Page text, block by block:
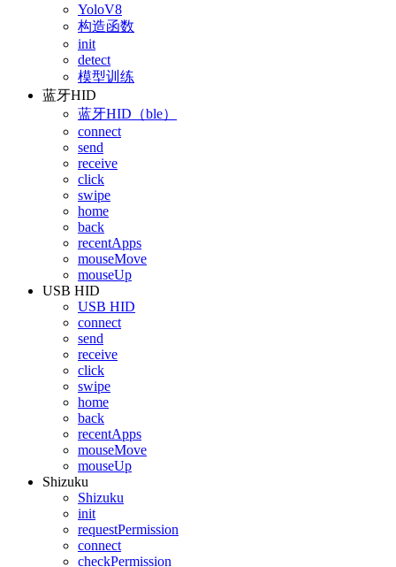
YoloV8
构造函数
init
detect
模型训练
蓝牙HID
蓝牙HID（ble）
connect
send
receive
click
swipe
home
back
recentApps
mouseMove
mouseUp
USB HID
USB HID
connect
send
receive
click
swipe
home
back
recentApps
mouseMove
mouseUp
Shizuku
Shizuku
init
requestPermission
connect
checkPermission